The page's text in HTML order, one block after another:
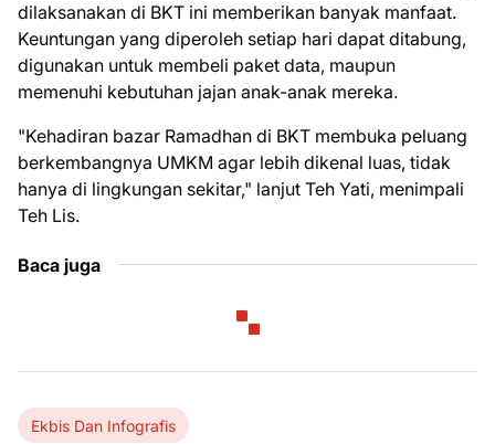
dilaksanakan di BKT ini memberikan banyak manfaat.
Keuntungan yang diperoleh setiap hari dapat ditabung,
digunakan untuk membeli paket data, maupun
memenuhi kebutuhan jajan anak-anak mereka.
"Kehadiran bazar Ramadhan di BKT membuka peluang
berkembangnya UMKM agar lebih dikenal luas, tidak
hanya di lingkungan sekitar," lanjut Teh Yati, menimpali
Teh Lis.
Baca juga
Ekbis Dan Infografis